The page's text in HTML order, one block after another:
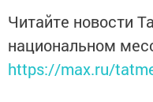
Читайте новости
национальном
https://max.ru/